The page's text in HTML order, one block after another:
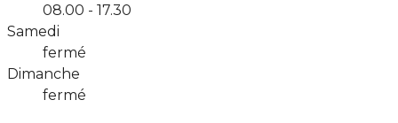
08.00 - 17.30
Samedi
fermé
Dimanche
fermé